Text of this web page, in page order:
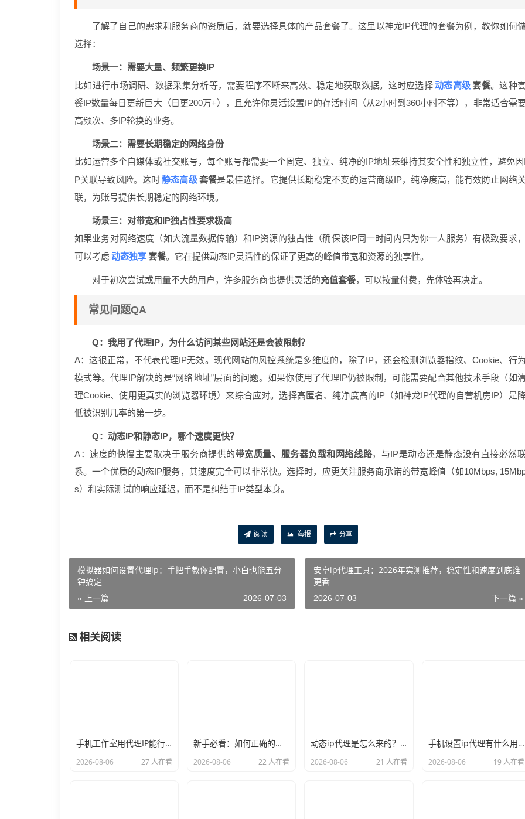
了解了自己的需求和服务商的资质后，就要选择具体的产品套餐了。这里以神龙IP代理的套餐为例，教你如何
选择：
场景一：需要大量、频繁更换IP
比如进行市场调研、数据采集分析等，需要程序不断来高效、稳定地获取数据。这时应选择动态高级套餐。这种
餐IP数量每日更新巨大（日更200万+），且允许你灵活设置IP的存活时间（从2小时到360小时不等），非常适合需
高频次、多IP轮换的业务。
场景二：需要长期稳定的网络身份
比如运营多个自媒体或社交账号，每个账号都需要一个固定、独立、纯净的IP地址来维持其安全性和独立性，避免因I
P关联导致风险。这时静态高级套餐是最佳选择。它提供长期稳定不变的运营商级IP，纯净度高，能有效防止网络关
联，为账号提供长期稳定的网络环境。
场景三：对带宽和IP独占性要求极高
如果业务对网络速度（如大流量数据传输）和IP资源的独占性（确保该IP同一时间内只为你一人服务）有极致要求，
可以考虑 动态独享套餐。它在提供动态IP灵活性的保证了更高的峰值带宽和资源的独享性。
对于初次尝试或用量不大的用户，许多服务商也提供灵活的充值套餐，可以按量付费，先体验再决定。
常见问题QA
Q：我用了代理IP，为什么访问某些网站还是会被限制？
A：这很正常，不代表代理IP无效。现代网站的风控系统是多维度的，除了IP，还会检测浏览器指纹、Cookie、行为
模式等。代理IP解决的是“网络地址”层面的问题。如果你使用了代理IP仍被限制，可能需要配合其他技术手段（如
理Cookie、使用更真实的浏览器环境）来综合应对。选择高匿名、纯净度高的IP（如神龙IP代理的自营机房IP）是
低被识别几率的第一步。
Q：动态IP和静态IP，哪个速度更快？
A：速度的快慢主要取决于服务商提供的带宽质量、服务器负载和网络线路，与IP是动态还是静态没有直接必然
系。一个优质的动态IP服务，其速度完全可以非常快。选择时，应更关注服务商承诺的带宽峰值（如10Mbps,
s）和实际测试的响应延迟，而不是纠结于IP类型本身。
阅读 海报 分享
模拟器如何设置代理ip：手把手教你配置，小白也能五分
钟搞定
« 上一篇 2026-07-03
安卓ip代理工具：2026年实测推荐，稳定性和速度到底谁
更香
下一篇 »
2026-07-03
相关阅读
手机工作室用代理IP能行么？过来人的经验告诉你答案
2026-08-06 27 人在看
新手必看：如何正确的选择代理ip软件，别再交智商税了
2026-08-06 22 人在看
动态ip代理是怎么来的？背后的原理比你想象的精彩
2026-08-06 21 人在看
手机设置ip代理有什么用？不只是改定位那么简单
2026-08-06 19 人在看